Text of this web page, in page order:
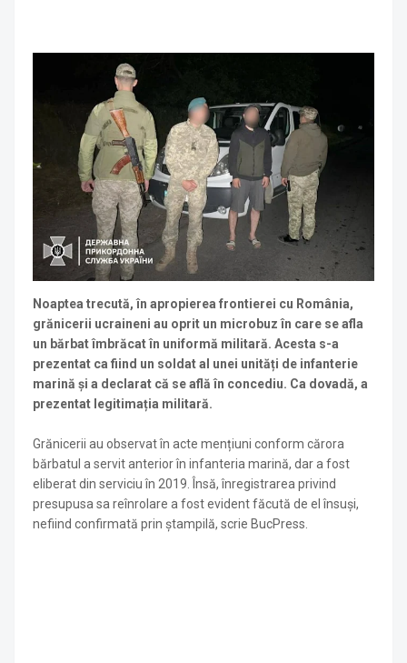
Noaptea trecută, în apropierea frontierei cu România,
grănicerii ucraineni au oprit un microbuz în care se afla
un bărbat îmbrăcat în uniformă militară. Acesta s-a
prezentat ca fiind un soldat al unei unități de infanterie
marină și a declarat că se află în concediu. Ca dovadă, a
prezentat legitimația militară.
Grănicerii au observat în acte mențiuni conform cărora
bărbatul a servit anterior în infanteria marină, dar a fost
eliberat din serviciu în 2019. Însă, înregistrarea privind
presupusa sa reînrolare a fost evident făcută de el însuși,
nefiind confirmată prin ștampilă, scrie BucPress.